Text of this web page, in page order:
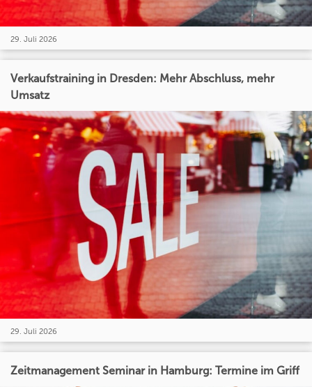
29. Juli 2026
Verkaufstraining in Dresden: Mehr Abschluss, mehr
Umsatz
29. Juli 2026
Zeitmanagement Seminar in Hamburg: Termine im Griff